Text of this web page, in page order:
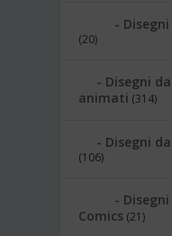
(20)
Disegni
animati (314)
Disegni
(106)
Comics (21)